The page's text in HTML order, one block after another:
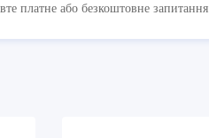
платне або безкоштовне запитання